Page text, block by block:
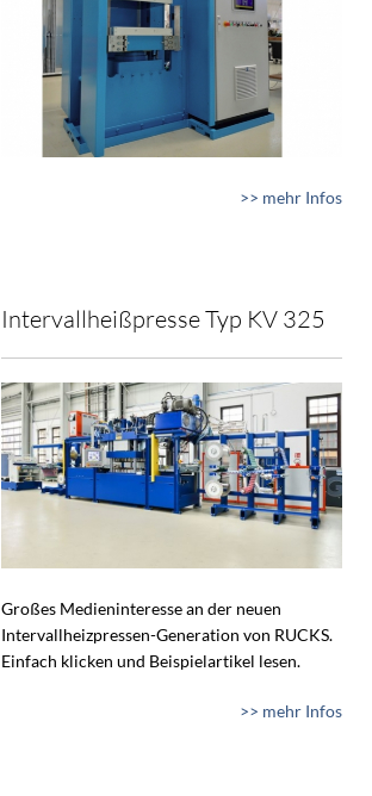
>> mehr Infos
Intervallheißpresse Typ KV 325
Großes Medieninteresse an der neuen
Intervallheizpressen-Generation von RUCKS.
Einfach klicken und Beispielartikel lesen.
>> mehr Infos